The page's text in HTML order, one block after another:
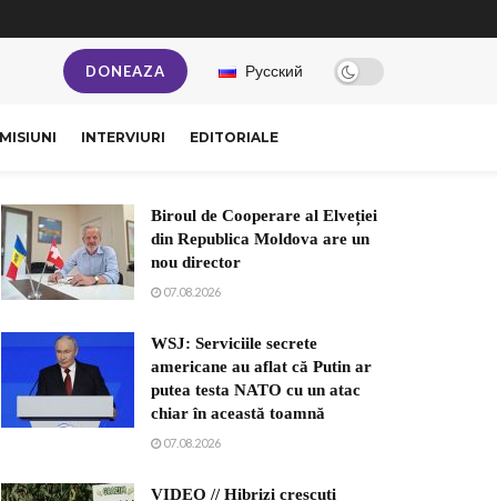
DONEAZA Русский
INTERVIURI EDITORIALE
Biroul de Cooperare al Elveției
din Republica Moldova are un
nou director
07.08.2026
WSJ: Serviciile secrete
americane au aflat că Putin ar
putea testa NATO cu un atac
chiar în această toamnă
07.08.2026
VIDEO // Hibrizi crescuți